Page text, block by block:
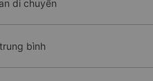
di chuyển
bình